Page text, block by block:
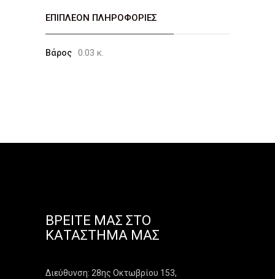
ΕΠΙΠΛΈΟΝ ΠΛΗΡΟΦΟΡΊΕΣ
Βάρος 0.03 κ.
ΒΡΕΊΤΕ ΜΑΣ ΣΤΟ
ΚΑΤΆΣΤΗΜΑ ΜΑΣ
Διεύθυνση: 28ης Οκτωβρίου 153,